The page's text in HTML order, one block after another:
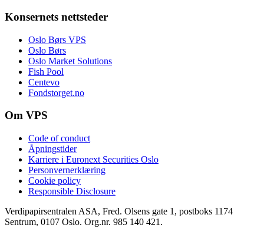
Konsernets nettsteder
Oslo Børs VPS
Oslo Børs
Oslo Market Solutions
Fish Pool
Centevo
Fondstorget.no
Om VPS
Code of conduct
Åpningstider
Karriere i Euronext Securities Oslo
Personvernerklæring
Cookie policy
Responsible Disclosure
Verdipapirsentralen ASA, Fred. Olsens gate 1, postboks 1174
Sentrum, 0107 Oslo. Org.nr. 985 140 421.